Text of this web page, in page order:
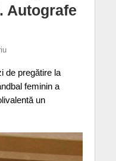
Autografe
de pregătire la
feminin a
un